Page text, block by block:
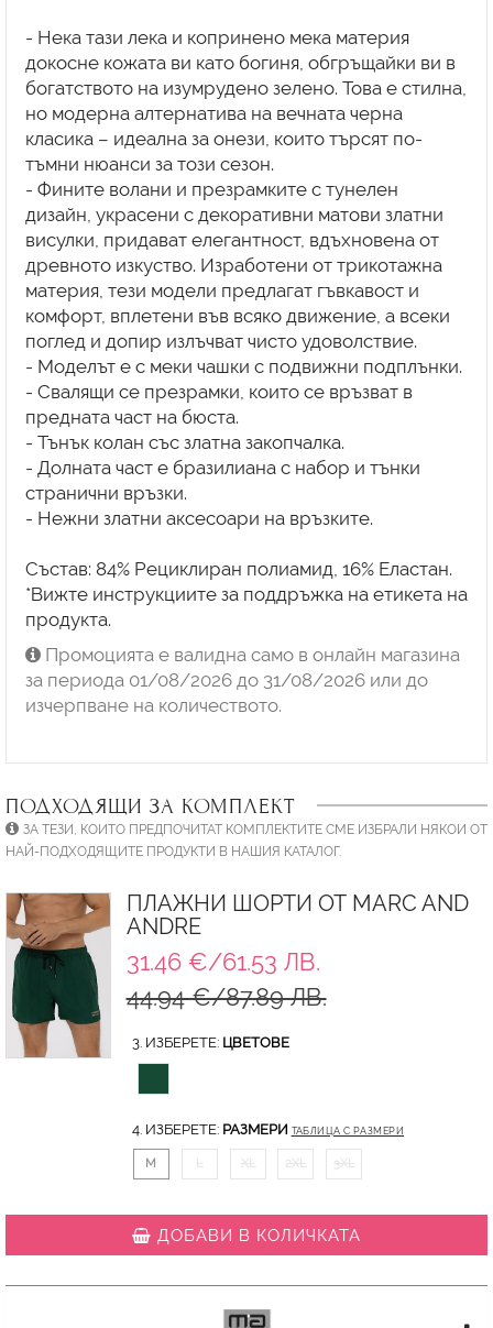
- Нека тази лека и копринено мека материя
докосне кожата ви като богиня, обгръщайки ви в
богатството на изумрудено зелено. Това е стилна,
но модерна алтернатива на вечната черна
класика – идеална за онези, които търсят по-
тъмни нюанси за този сезон.
- Фините волани и презрамките с тунелен
дизайн, украсени с декоративни матови златни
висулки, придават елегантност, вдъхновена от
древното изкуство. Изработени от трикотажна
материя, тези модели предлагат гъвкавост и
комфорт, вплетени във всяко движение, а всеки
поглед и допир излъчват чисто удоволствие.
- Моделът е с меки чашки с подвижни подплънки.
- Свалящи се презрамки, които се връзват в
предната част на бюста.
- Тънък колан със златна закопчалка.
- Долната част е бразилиана с набор и тънки
странични връзки.
- Нежни златни аксесоари на връзките.
Състав: 84% Рециклиран полиамид, 16% Еластан.
*Вижте инструкциите за поддръжка на етикета на
продукта.
Промоцията е валидна само в онлайн магазина
за периода 01/08/2026 до 31/08/2026 или до
изчерпване на количеството.
ПОДХОДЯЩИ ЗА КОМПЛЕКТ
ЗА ТЕЗИ, КОИТО ПРЕДПОЧИТАТ КОМПЛЕКТИТЕ СМЕ ИЗБРАЛИ НЯКОИ ОТ
НАЙ-ПОДХОДЯЩИТЕ ПРОДУКТИ В НАШИЯ КАТАЛОГ.
ПЛАЖНИ ШОРТИ ОТ MARC AND
ANDRE
31.46 €/61.53 ЛВ.
44.94 €/87.89 ЛВ.
3. ИЗБЕРЕТЕ: ЦВЕТОВЕ
4. ИЗБЕРЕТЕ: РАЗМЕРИ ТАБЛИЦА С РАЗМЕРИ
M L XL 2XL 3XL
ДОБАВИ В КОЛИЧКАТА